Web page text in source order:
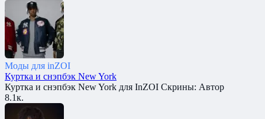
Моды для inZOI
Куртка и снэпбэк New York
Куртка и снэпбэк New York для InZOI Скрины: Автор
8.1к.